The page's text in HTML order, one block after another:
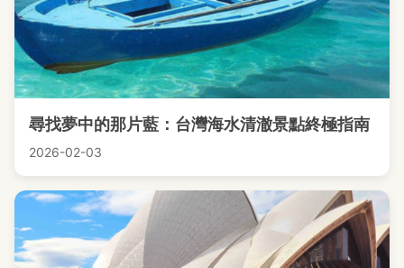
尋找夢中的那片藍：台灣海水清澈景點終極指南
2026-02-03